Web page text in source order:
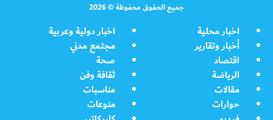
جميع الحقوق محفوظة © 2026
اخبار محلية
اخبار دولية وعربية
أخبار وتقارير
مجتمع مدني
اقتصاد
صحة
الرياضة
ثقافة وفن
مقالات
مناسبات
حوارات
منوعات